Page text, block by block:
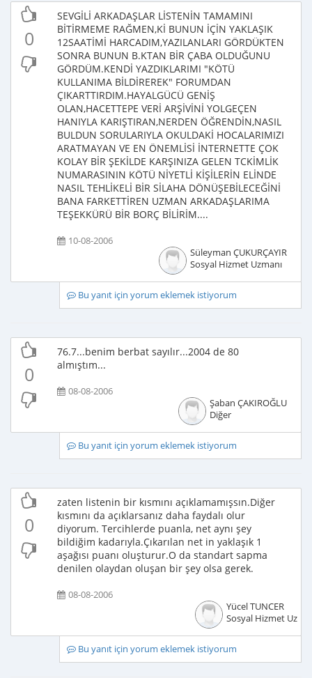
0
SEVGİLİ ARKADAŞLAR LİSTENİN TAMAMINI
BİTİRMEME RAĞMEN,Kİ BUNUN İÇİN YAKLAŞIK
12SAATİMİ HARCADIM,YAZILANLARI GÖRDÜKTEN
SONRA BUNUN B.KTAN BİR ÇABA OLDUĞUNU
GÖRDÜM.KENDİ YAZDIKLARIMI "KÖTÜ
KULLANIMA BİLDİREREK" FORUMDAN
ÇIKARTTIRDIM.HAYALGÜCÜ GENİŞ
OLAN,HACETTEPE VERİ ARŞİVİNİ YOLGEÇEN
HANIYLA KARIŞTIRAN,NERDEN ÖĞRENDİN,NASIL
BULDUN SORULARIYLA OKULDAKİ HOCALARIMIZI
ARATMAYAN VE EN ÖNEMLİSİ İNTERNETTE ÇOK
KOLAY BİR ŞEKİLDE KARŞINIZA GELEN TCKİMLİK
NUMARASININ KÖTÜ NİYETLİ KİŞİLERİN ELİNDE
NASIL TEHLİKELİ BİR SİLAHA DÖNÜŞEBİLECEĞİNİ
BANA FARKETTİREN UZMAN ARKADAŞLARIMA
TEŞEKKÜRÜ BİR BORÇ BİLİRİM....
10-08-2006
Süleyman ÇUKURÇAYIR
Sosyal Hizmet Uzmanı
Bu yanıt için yorum eklemek istiyorum
0
76.7...benim berbat sayılır...2004 de 80
almıştım...
08-08-2006
Şaban ÇAKIROĞLU
Diğer
Bu yanıt için yorum eklemek istiyorum
0
zaten listenin bir kısmını açıklamamışsın.Diğer
kısmını da açıklarsanız daha faydalı olur
diyorum. Tercihlerde puanla, net aynı şey
bildiğim kadarıyla.Çıkarılan net in yaklaşık 1
aşağısı puanı oluşturur.O da standart sapma
denilen olaydan oluşan bir şey olsa gerek.
08-08-2006
Yücel TUNCER
Sosyal Hizmet
Bu yanıt için yorum eklemek istiyorum